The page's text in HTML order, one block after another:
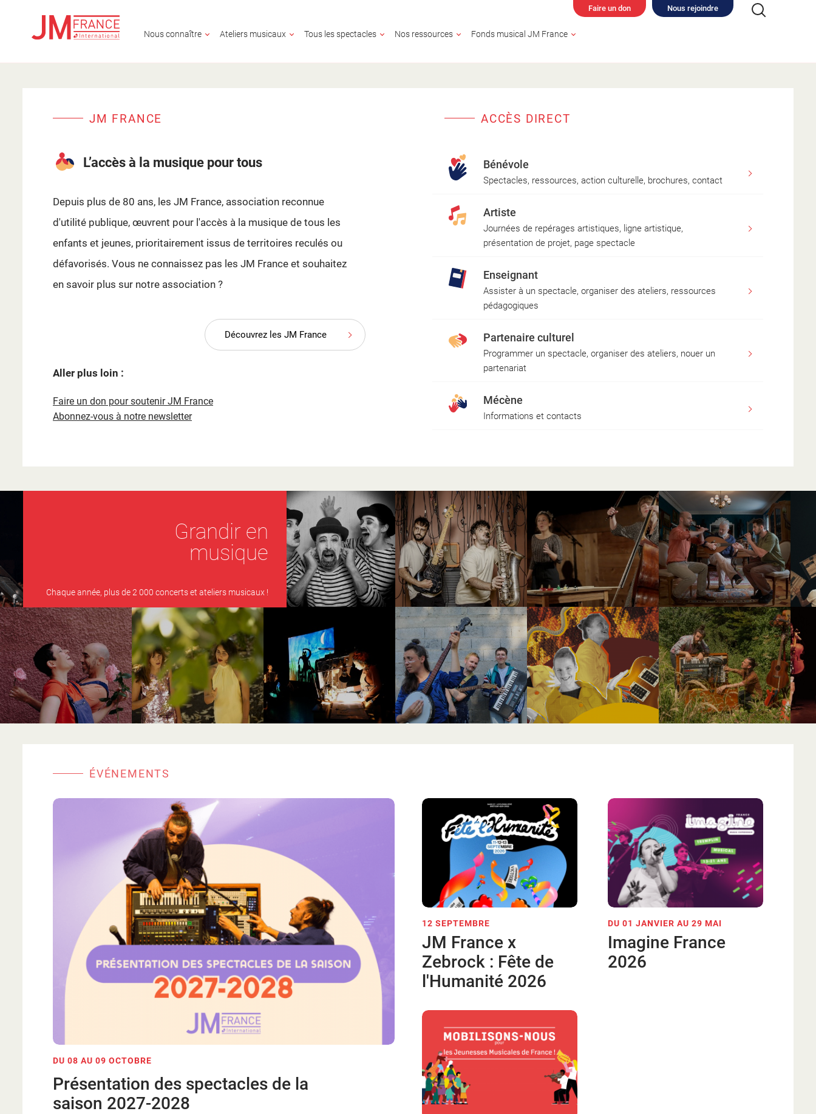
contenu
Nous connaître Ateliers musicaux Tous les spectacles Nos ressources Fonds musical JM France
Faire un don Nous rejoindre
JM FRANCE
L’accès à la musique pour tous
Depuis plus de 80 ans, les JM France, association reconnue
d'utilité publique, œuvrent pour l'accès à la musique de tous les
enfants et jeunes, prioritairement issus de territoires reculés ou
défavorisés. Vous ne connaissez pas les JM France et souhaitez
en savoir plus sur notre association ?
Découvrez les JM France
Aller plus loin :
Faire un don pour soutenir JM France
Abonnez-vous à notre newsletter
ACCÈS DIRECT
Bénévole
Spectacles, ressources, action culturelle, brochures, contact
CONTACTER LES JM FRANCE
Activité territoriale, infos artistiques, communication,... contactez-nous
Artiste
Journées de repérages artistiques, ligne artistique,
présentation de projet, page spectacle
Enseignant
Assister à un spectacle, organiser des ateliers, ressources
pédagogiques
Partenaire culturel
Programmer un spectacle, organiser des ateliers, nouer un
partenariat
Mécène
Informations et contacts
Grandir en
musique
Chaque année, plus de 2 000 concerts et ateliers musicaux !
ÉVÉNEMENTS
DU 08 AU 09 OCTOBRE
Présentation des spectacles de la
saison 2027-2028
12 SEPTEMBRE
JM France x
Zebrock : Fête de
l'Humanité 2026
DU 01 JANVIER AU 29 MAI
Imagine France
2026